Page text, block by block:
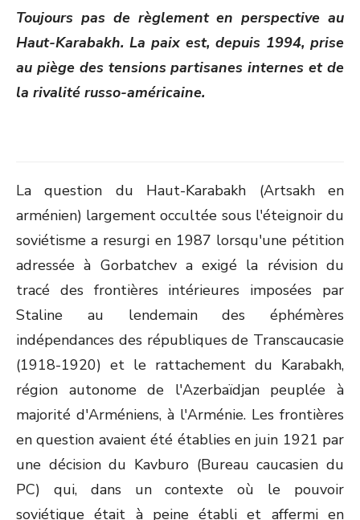
Toujours pas de règlement en perspective au
Haut-Karabakh. La paix est, depuis 1994, prise
au piège des tensions partisanes internes et de
la rivalité russo-américaine.
La question du Haut-Karabakh (Artsakh en
arménien) largement occultée sous l'éteignoir du
soviétisme a resurgi en 1987 lorsqu'une pétition
adressée à Gorbatchev a exigé la révision du
tracé des frontières intérieures imposées par
Staline au lendemain des éphémères
indépendances des républiques de Transcaucasie
(1918-1920) et le rattachement du Karabakh,
région autonome de l'Azerbaïdjan peuplée à
majorité d'Arméniens, à l'Arménie. Les frontières
en question avaient été établies en juin 1921 par
une décision du Kavburo (Bureau caucasien du
PC) qui, dans un contexte où le pouvoir
soviétique était à peine établi et affermi en